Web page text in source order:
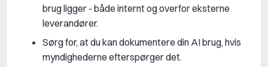
brug ligger - både internt og overfor eksterne
leverandører.
Sørg for, at du kan dokumentere din AI brug, hvis
myndighederne efterspørger det.